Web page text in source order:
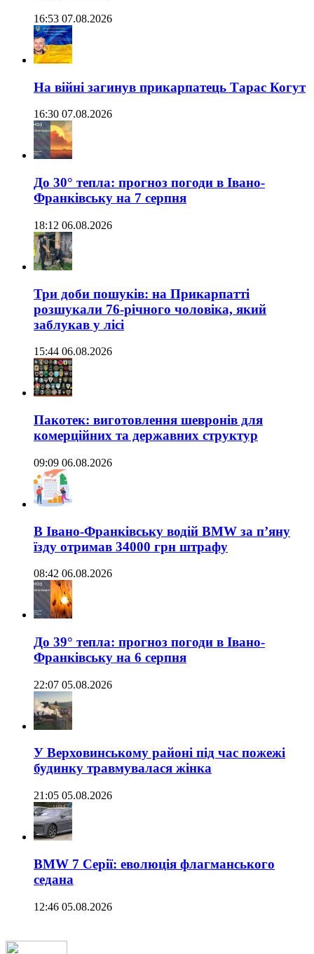
16:53 07.08.2026
На війні загинув прикарпатець Тарас Когут
16:30 07.08.2026
До 30° тепла: прогноз погоди в Івано-
Франківську на 7 серпня
18:12 06.08.2026
Три доби пошуків: на Прикарпатті
розшукали 76-річного чоловіка, який
заблукав у лісі
15:44 06.08.2026
Пакотек: виготовлення шевронів для
комерційних та державних структур
09:09 06.08.2026
В Івано-Франківську водій BMW за п’яну
їзду отримав 34000 грн штрафу
08:42 06.08.2026
До 39° тепла: прогноз погоди в Івано-
Франківську на 6 серпня
22:07 05.08.2026
У Верховинському районі під час пожежі
будинку травмувалася жінка
21:05 05.08.2026
BMW 7 Серії: еволюція флагманського
седана
12:46 05.08.2026